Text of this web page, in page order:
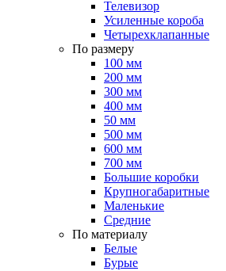
Телевизор
Усиленные короба
Четырехклапанные
По размеру
100 мм
200 мм
300 мм
400 мм
50 мм
500 мм
600 мм
700 мм
Большие коробки
Крупногабаритные
Маленькие
Средние
По материалу
Белые
Бурые